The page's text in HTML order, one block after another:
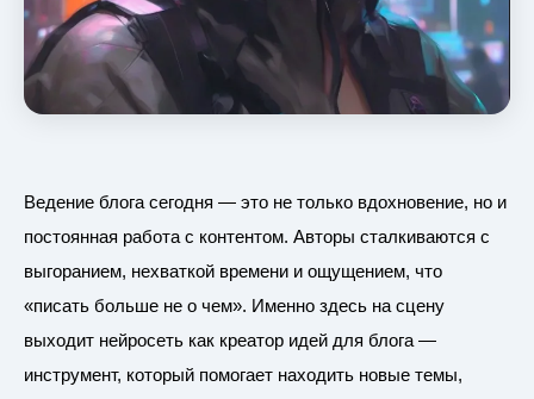
Ведение блога сегодня — это не только вдохновение, но и
постоянная работа с контентом. Авторы сталкиваются с
выгоранием, нехваткой времени и ощущением, что
«писать больше не о чем». Именно здесь на сцену
выходит нейросеть как креатор идей для блога —
инструмент, который помогает находить новые темы,